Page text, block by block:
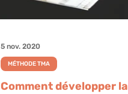
Comment développer
MÉTHODE TMA
5 nov. 2020